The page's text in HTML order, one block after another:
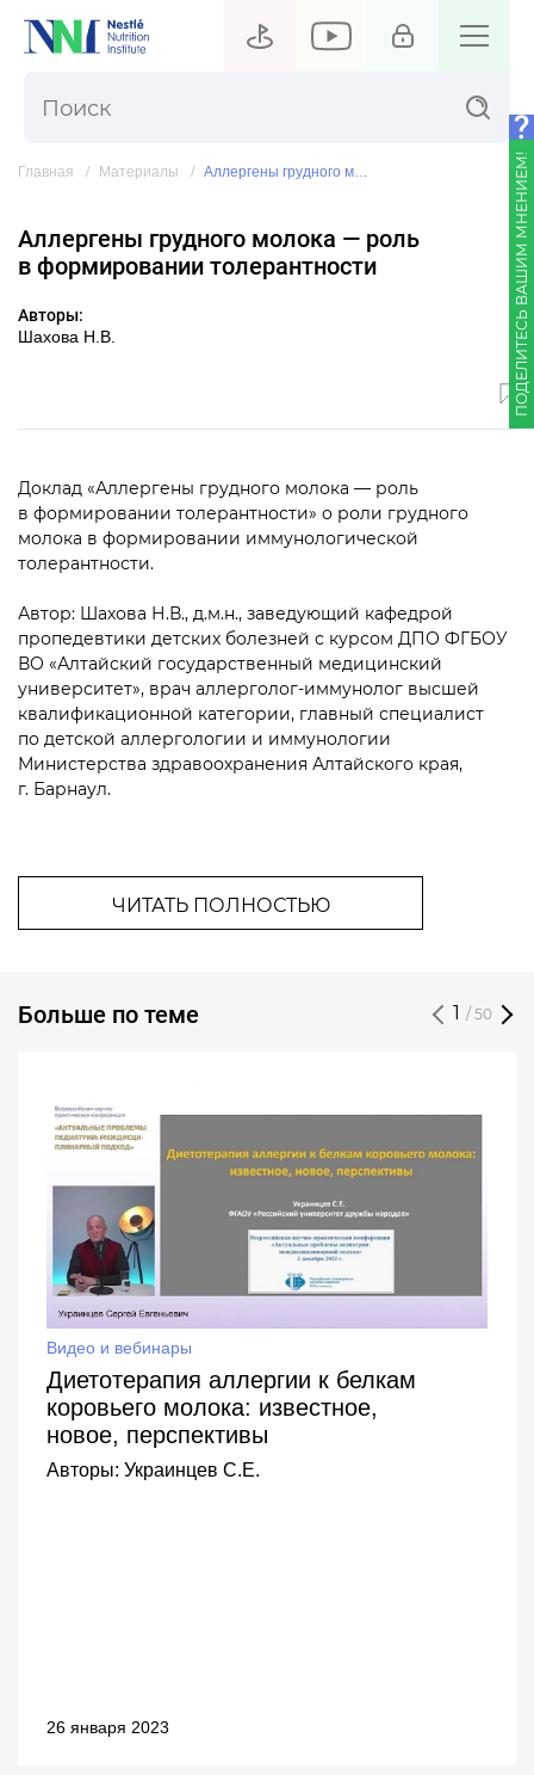
Главная Материалы Аллергены грудного молока — роль в формировании толерантности
Аллергены грудного молока — роль
в формировании толерантности
Авторы:
Шахова Н.В.
Доклад «Аллергены грудного молока — роль
в формировании толерантности» о роли грудного
молока в формировании иммунологической
толерантности.
Автор: Шахова Н.В., д.м.н., заведующий кафедрой
пропедевтики детских болезней с курсом ДПО ФГБОУ
ВО «Алтайский государственный медицинский
университет», врач аллерголог-иммунолог высшей
квалификационной категории, главный специалист
по детской аллергологии и иммунологии
Министерства здравоохранения Алтайского края,
г. Барнаул.
ЧИТАТЬ ПОЛНОСТЬЮ
Больше по теме / 50
Видео и вебинары
Диетотерапия аллергии к белкам
коровьего молока: известное,
новое, перспективы
Авторы: Украинцев С.Е.
26 января 2023
ПОДЕЛИТЕСЬ ВАШИМ МНЕНИЕМ!